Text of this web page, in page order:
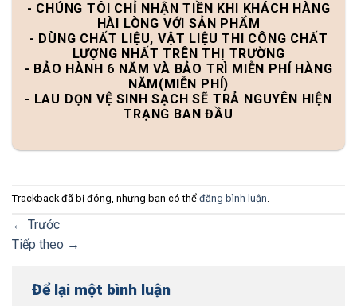
- CHÚNG TÔI CHỈ NHẬN TIỀN KHI KHÁCH HÀNG
HÀI LÒNG VỚI SẢN PHẨM
- DÙNG CHẤT LIỆU, VẬT LIỆU THI CÔNG CHẤT
LƯỢNG NHẤT TRÊN THỊ TRƯỜNG
- BẢO HÀNH 6 NĂM VÀ BẢO TRÌ MIỄN PHÍ HÀNG
NĂM(MIỄN PHÍ)
- LAU DỌN VỆ SINH SẠCH SẼ TRẢ NGUYÊN HIỆN
TRẠNG BAN ĐẦU
Trackback đã bị đóng, nhưng bạn có thể đăng bình luận
← Trước
Tiếp theo →
Để lại một bình luận